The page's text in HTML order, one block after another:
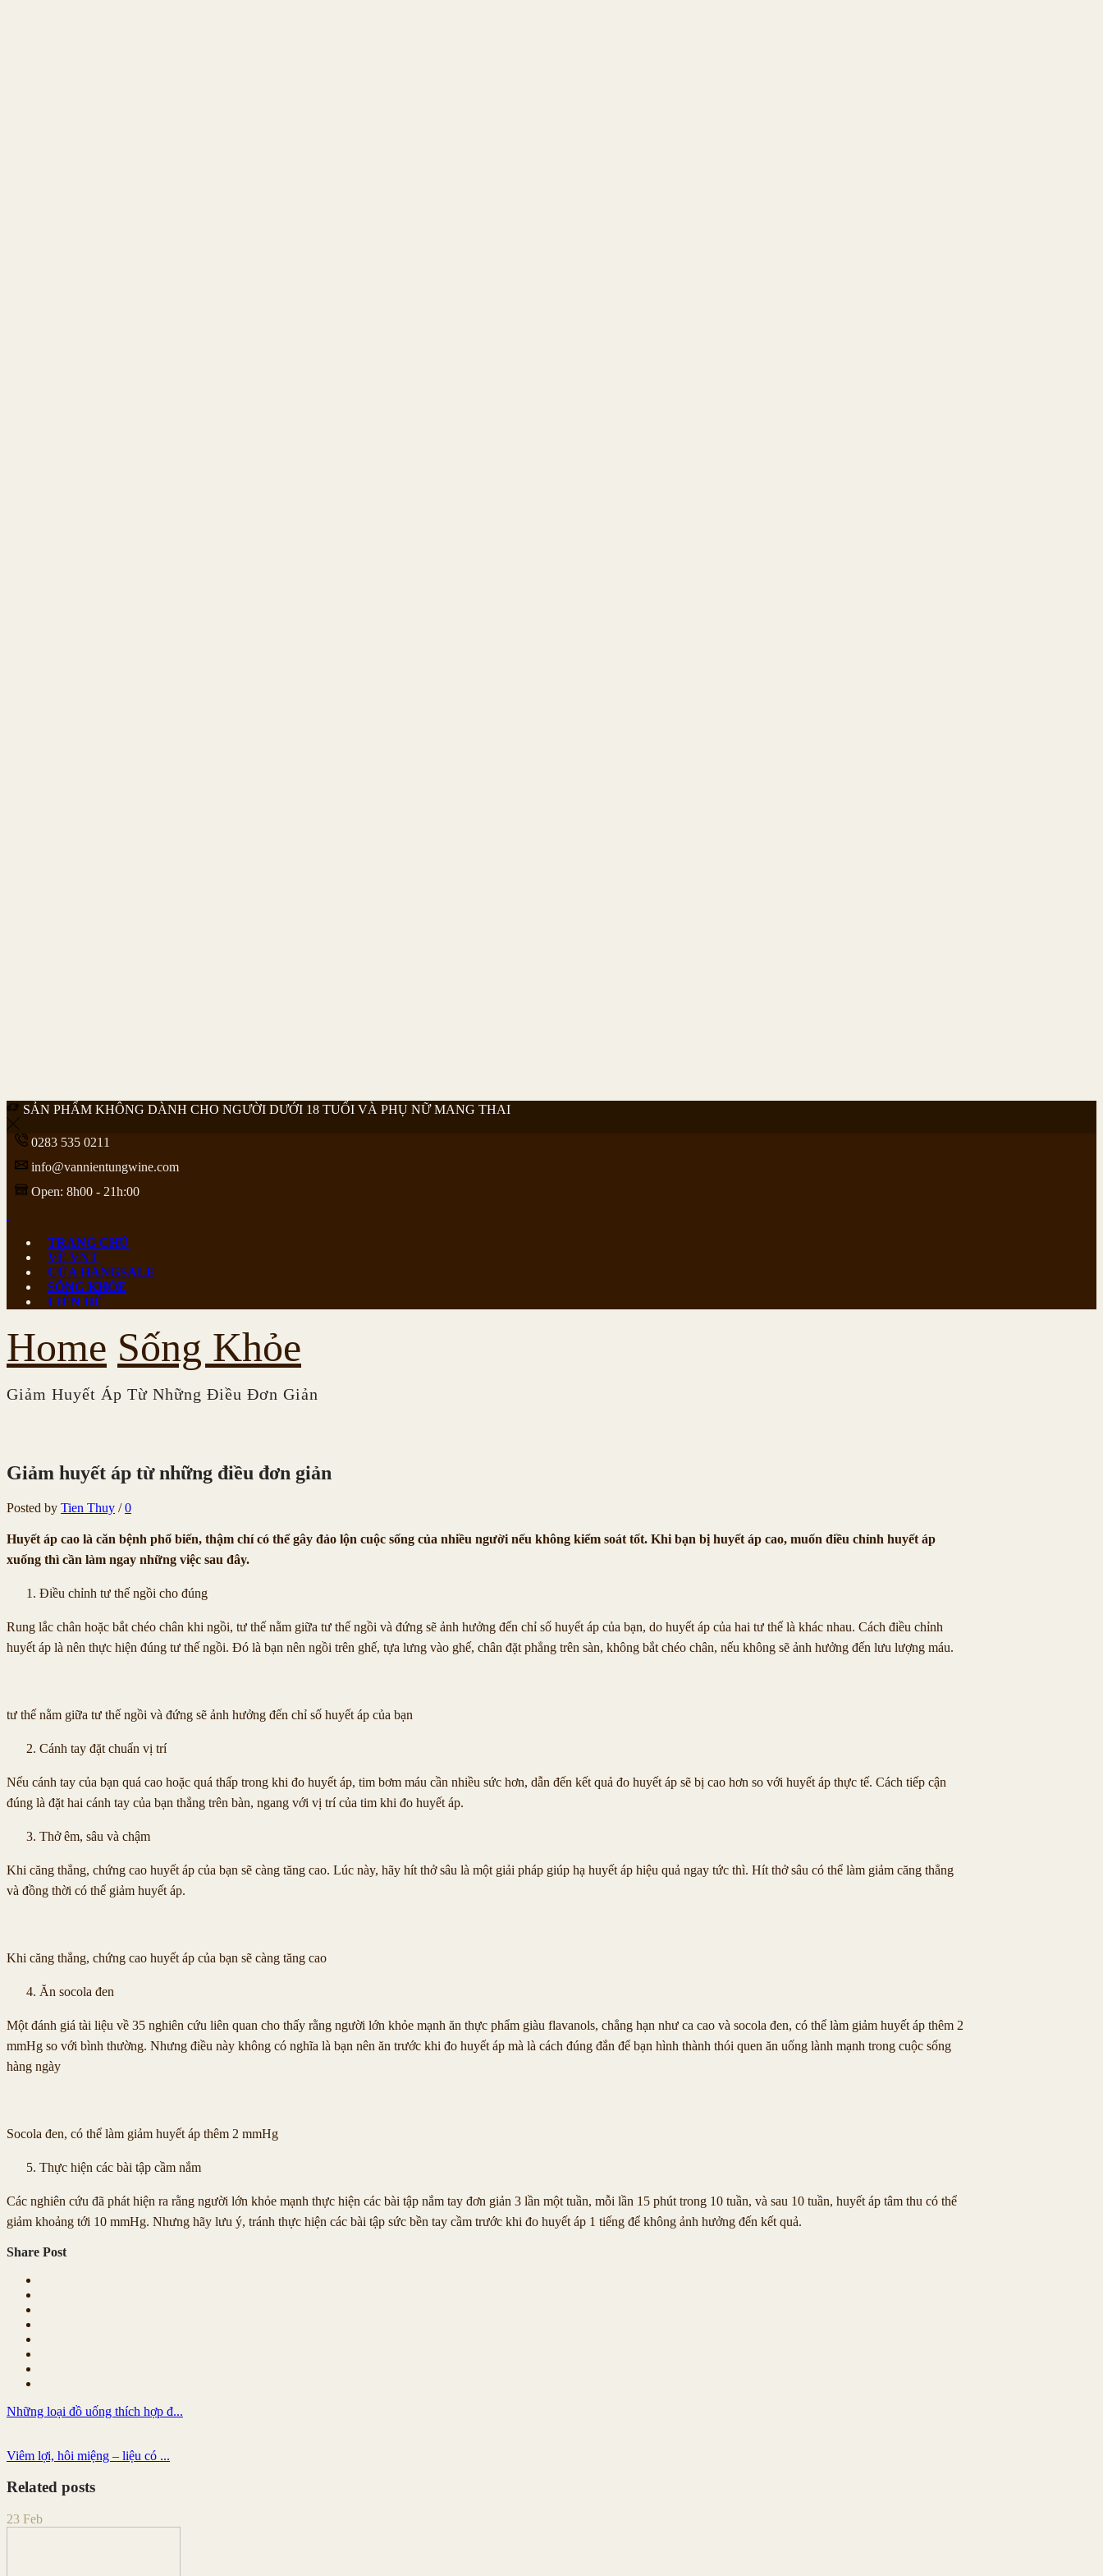
SẢN PHẨM KHÔNG DÀNH CHO NGƯỜI DƯỚI 18 TUỔI VÀ PHỤ NỮ MANG THAI
0283 535 0211
info@vannientungwine.com
Open: 8h00 - 21h:00
TRANG CHỦ
VỀ VNT
CỬA HÀNGSALE
SỐNG KHỎE
LIÊN HỆ
Home Sống Khỏe
Giảm Huyết Áp Từ Những Điều Đơn Giản
Giảm huyết áp từ những điều đơn giản
Posted by Tien Thuy / 0
Huyết áp cao là căn bệnh phổ biến, thậm chí có thể gây đảo lộn cuộc sống của nhiều người nếu không kiểm soát tốt. Khi bạn bị huyết áp cao, muốn điều chỉnh huyết áp
xuống thì cần làm ngay những việc sau đây.
Điều chỉnh tư thế ngồi cho đúng
Rung lắc chân hoặc bắt chéo chân khi ngồi, tư thế nằm giữa tư thế ngồi và đứng sẽ ảnh hưởng đến chỉ số huyết áp của bạn, do huyết áp của hai tư thế là khác nhau. Cách điều chỉnh
huyết áp là nên thực hiện đúng tư thế ngồi. Đó là bạn nên ngồi trên ghế, tựa lưng vào ghế, chân đặt phẳng trên sàn, không bắt chéo chân, nếu không sẽ ảnh hưởng đến lưu lượng máu.
tư thế nằm giữa tư thế ngồi và đứng sẽ ảnh hưởng đến chỉ số huyết áp của bạn
Cánh tay đặt chuẩn vị trí
Nếu cánh tay của bạn quá cao hoặc quá thấp trong khi đo huyết áp, tim bơm máu cần nhiều sức hơn, dẫn đến kết quả đo huyết áp sẽ bị cao hơn so với huyết áp thực tế. Cách tiếp cận
đúng là đặt hai cánh tay của bạn thẳng trên bàn, ngang với vị trí của tim khi đo huyết áp.
Thở êm, sâu và chậm
Khi căng thẳng, chứng cao huyết áp của bạn sẽ càng tăng cao. Lúc này, hãy hít thở sâu là một giải pháp giúp hạ huyết áp hiệu quả ngay tức thì. Hít thở sâu có thể làm giảm căng thẳng
và đồng thời có thể giảm huyết áp.
Khi căng thẳng, chứng cao huyết áp của bạn sẽ càng tăng cao
Ăn socola đen
Một đánh giá tài liệu về 35 nghiên cứu liên quan cho thấy rằng người lớn khỏe mạnh ăn thực phẩm giàu flavanols, chẳng hạn như ca cao và socola đen, có thể làm giảm huyết áp thêm 2
mmHg so với bình thường. Nhưng điều này không có nghĩa là bạn nên ăn trước khi đo huyết áp mà là cách đúng đắn để bạn hình thành thói quen ăn uống lành mạnh trong cuộc sống
hàng ngày
Socola đen, có thể làm giảm huyết áp thêm 2 mmHg
Thực hiện các bài tập cầm nắm
Các nghiên cứu đã phát hiện ra rằng người lớn khỏe mạnh thực hiện các bài tập nắm tay đơn giản 3 lần một tuần, mỗi lần 15 phút trong 10 tuần, và sau 10 tuần, huyết áp tâm thu có thể
giảm khoảng tới 10 mmHg. Nhưng hãy lưu ý, tránh thực hiện các bài tập sức bền tay cầm trước khi đo huyết áp 1 tiếng để không ảnh hưởng đến kết quả.
Share Post
Những loại đồ uống thích hợp đ...
Viêm lợi, hôi miệng – liệu có ...
Related posts
23 Feb